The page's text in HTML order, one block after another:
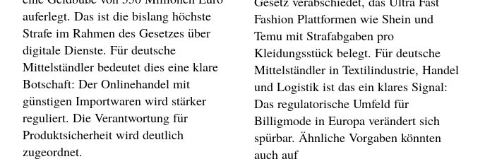
auferlegt. Das ist die bislang höchste
Strafe im Rahmen des Gesetzes über
digitale Dienste. Für deutsche
Mittelständler bedeutet dies eine klare
Botschaft: Der Onlinehandel mit
günstigen Importwaren wird stärker
reguliert. Die Verantwortung für
Produktsicherheit wird deutlich
zugeordnet.
Fashion Plattformen wie Shein und
Temu mit Strafabgaben pro
Kleidungsstück belegt. Für deutsche
Mittelständler in Textilindustrie, Handel
und Logistik ist das ein klares Signal:
Das regulatorische Umfeld für
Billigmode in Europa verändert sich
spürbar. Ähnliche Vorgaben könnten
auch auf